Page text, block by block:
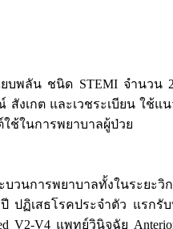
บพลัน ชนิด STEMI จำนว
งเกต และเวชระเบียน ใ
ช้ในการพยาบาลผู้ป่วย
นการพยาบาลทั้งในระยะวิ
ฏิเสธโรคประจำตัว แรก
V4 แพทย์วินิจฉัย